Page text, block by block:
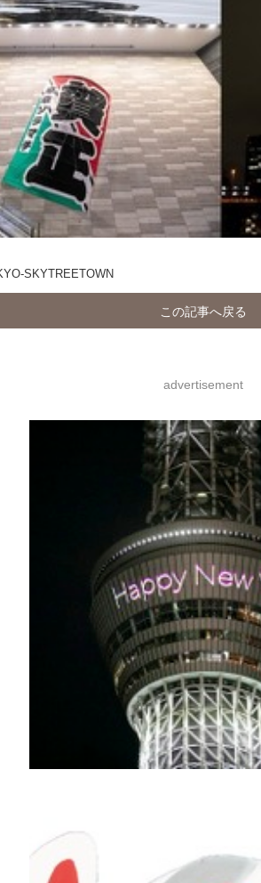
SKYTREETOWN
この記事へ戻る
advertisement